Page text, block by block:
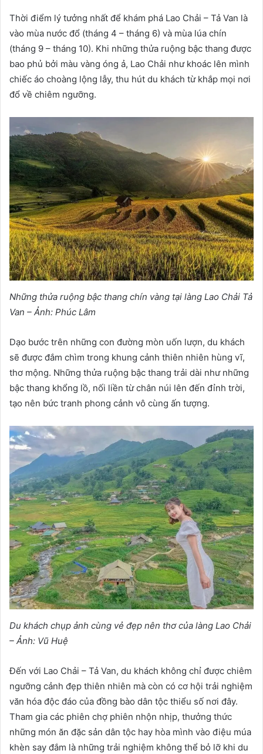
Thời điểm lý tưởng nhất để khám phá Lao Chải – Tả Van là
vào mùa nước đổ (tháng 4 – tháng 6) và mùa lúa chín
(tháng 9 – tháng 10). Khi những thửa ruộng bậc thang được
bao phủ bởi màu vàng óng ả, Lao Chải như khoác lên mình
chiếc áo choàng lộng lẫy, thu hút du khách từ khắp mọi nơi
đổ về chiêm ngưỡng.
Những thửa ruộng bậc thang chín vàng tại làng Lao Chải Tả
Van – Ảnh: Phúc Lâm
Dạo bước trên những con đường mòn uốn lượn, du khách
sẽ được đắm chìm trong khung cảnh thiên nhiên hùng vĩ,
thơ mộng. Những thửa ruộng bậc thang trải dài như những
bậc thang khổng lồ, nối liền từ chân núi lên đến đỉnh trời,
tạo nên bức tranh phong cảnh vô cùng ấn tượng.
Du khách chụp ảnh cùng vẻ đẹp nên thơ của làng Lao Chải
– Ảnh: Vũ Huệ
Đến với Lao Chải – Tả Van, du khách không chỉ được chiêm
ngưỡng cảnh đẹp thiên nhiên mà còn có cơ hội trải nghiệm
văn hóa độc đáo của đồng bào dân tộc thiểu số nơi đây.
Tham gia các phiên chợ phiên nhộn nhịp, thưởng thức
những món ăn đặc sản dân tộc hay hòa mình vào điệu múa
khèn say đắm là những trải nghiệm không thể bỏ lỡ khi du